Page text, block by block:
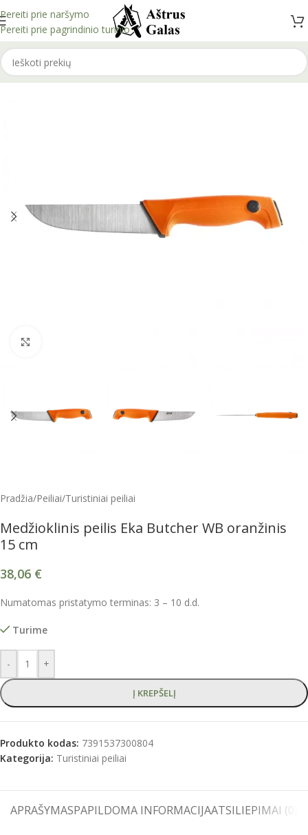
Pereiti prie naršymo
Pereiti prie pagrindinio turinio
Pradžia/Peiliai/Turistiniai peiliai
Medžioklinis peilis Eka Butcher WB oranžinis
15 cm
38,06 €
Numatomas pristatymo terminas: 3 – 10 d.d.
Turime
- +
Į KREPŠELĮ
Produkto kodas: 7391537300804
Kategorija: Turistiniai peiliai
APRAŠYMASPAPILDOMA INFORMACIJAATSILIEPIMAI (0)